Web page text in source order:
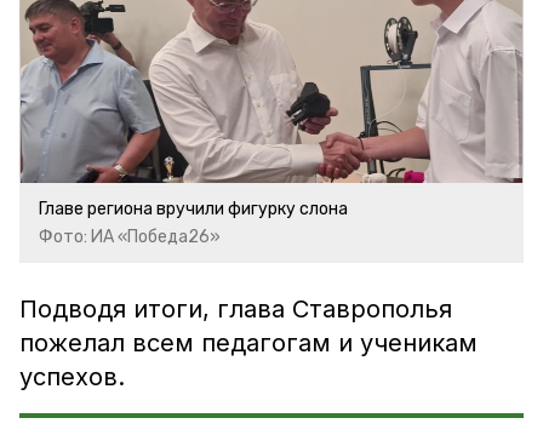
Главе региона вручили фигурку слона
Фото: ИА «Победа26»
Подводя итоги, глава Ставрополья
пожелал всем педагогам и ученикам
успехов.